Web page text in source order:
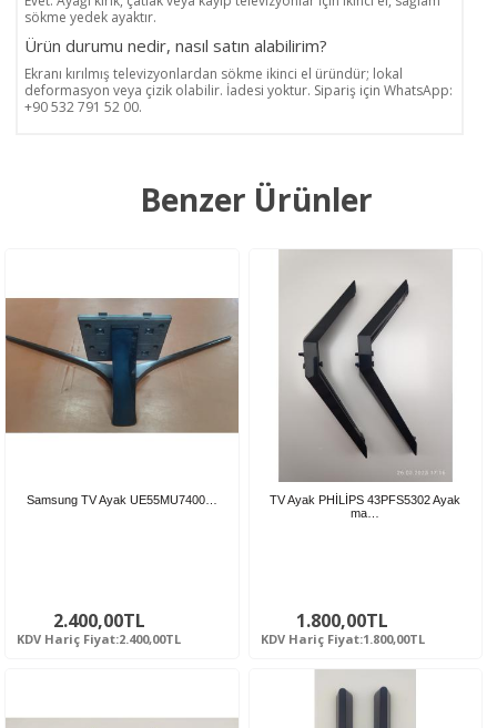
sökme yedek ayaktır.
Ürün durumu nedir, nasıl satın alabilirim?
Ekranı kırılmış televizyonlardan sökme ikinci el üründür; lokal
deformasyon veya çizik olabilir. İadesi yoktur. Sipariş için WhatsApp:
+90 532 791 52 00.
Benzer Ürünler
Samsung TV Ayak UE55MU7400…
2.400,00TL
KDV Hariç Fiyat:2.400,00TL
TV Ayak PHİLİPS 43PFS5302 Ayak
ma…
1.800,00TL
KDV Hariç Fiyat:1.800,00TL